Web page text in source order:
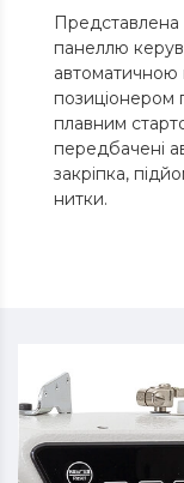
панеллю
позиціонером
плавним
передбачені
закріпка,
нитки.